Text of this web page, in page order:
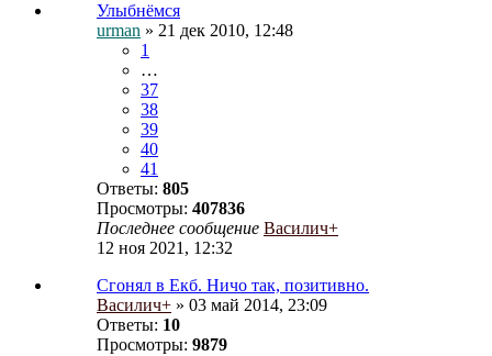
Улыбнёмся
urman » 21 дек 2010, 12:48
1
…
37
38
39
40
41
Ответы: 805
Просмотры: 407836
Последнее сообщение Василич+
12 ноя 2021, 12:32
Сгонял в Екб. Ничо так, позитивно.
Василич+ » 03 май 2014, 23:09
Ответы: 10
Просмотры: 9879